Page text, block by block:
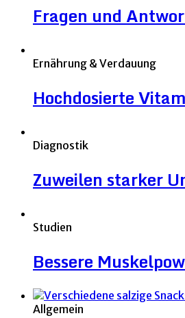
Fragen und
Ernährung & Verdauung
Hochdosierte
Diagnostik
Zuweilen starker
Studien
Bessere
Allgemein